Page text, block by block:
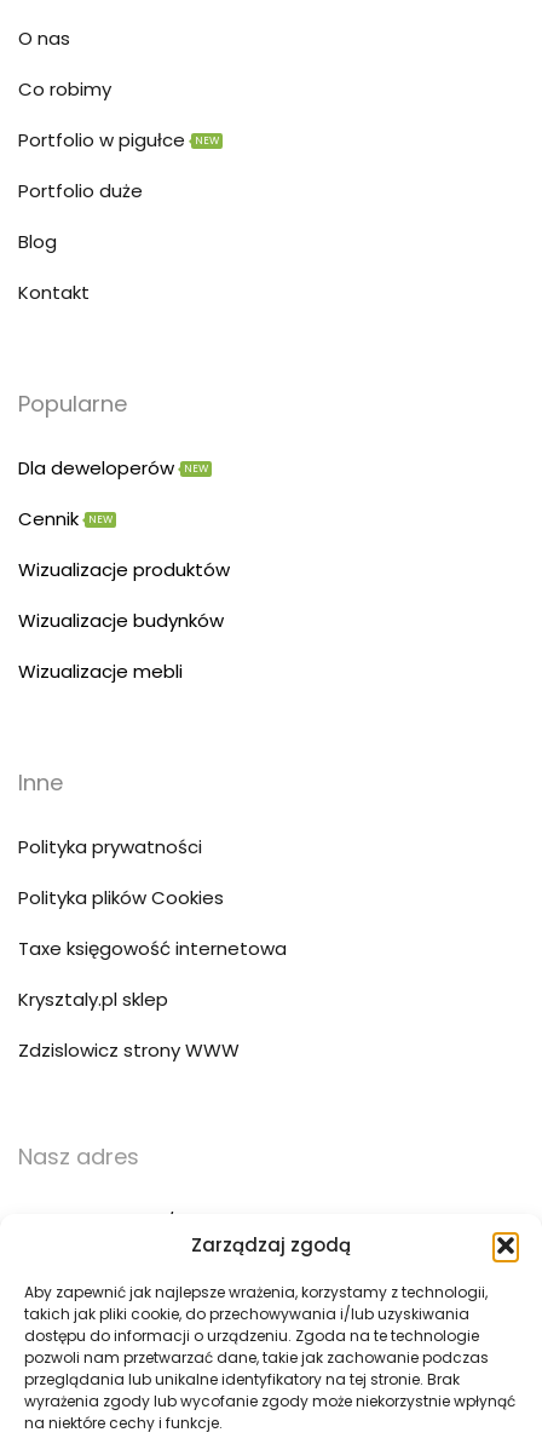
Zarządzaj zgodą
Aby zapewnić jak najlepsze wrażenia, korzystamy z technologii,
takich jak pliki cookie, do przechowywania i/lub uzyskiwania
dostępu do informacji o urządzeniu. Zgoda na te technologie
pozwoli nam przetwarzać dane, takie jak zachowanie podczas
przeglądania lub unikalne identyfikatory na tej stronie. Brak
wyrażenia zgody lub wycofanie zgody może niekorzystnie wpłynąć
na niektóre cechy i funkcje.
O nas
Co robimy
Portfolio w pigułce
NEW
Portfolio duże
Blog
Kontakt
Popularne
Dla deweloperów NEW
Cennik NEW
Wizualizacje produktów
Wizualizacje budynków
Wizualizacje mebli
Inne
Polityka prywatności
Polityka plików Cookies
Taxe księgowość internetowa
Krysztaly.pl sklep
Zdzislowicz strony WWW
Nasz adres
ul. Trzebińska 56/15
783 783 360
biuro@pogotowie3d.pl